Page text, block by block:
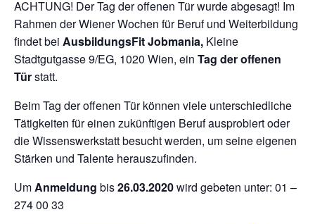
ACHTUNG! Der Tag der offenen Tür wurde abgesagt! Im
Rahmen der Wiener Wochen für Beruf und Weiterbildung
findet bei AusbildungsFit Jobmania, Kleine
Stadtgutgasse 9/EG, 1020 Wien, ein Tag der offenen
Türstatt.
Beim Tag der offenen Tür können viele unterschiedliche
Tätigkeiten für einen zukünftigen Beruf ausprobiert oder
die Wissenswerkstatt besucht werden, um seine eigenen
Stärken und Talente herauszufinden.
UmAnmeldung bis26.03.2020wird gebeten unter: 01 –
274 00 33